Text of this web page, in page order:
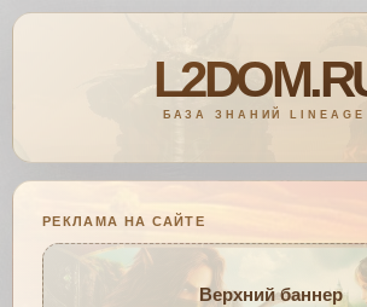
РЕКЛАМА НА САЙТЕ
Верхний баннер